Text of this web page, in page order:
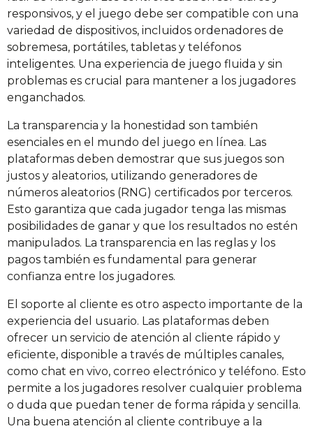
responsivos, y el juego debe ser compatible con una
variedad de dispositivos, incluidos ordenadores de
sobremesa, portátiles, tabletas y teléfonos
inteligentes. Una experiencia de juego fluida y sin
problemas es crucial para mantener a los jugadores
enganchados.
La transparencia y la honestidad son también
esenciales en el mundo del juego en línea. Las
plataformas deben demostrar que sus juegos son
justos y aleatorios, utilizando generadores de
números aleatorios (RNG) certificados por terceros.
Esto garantiza que cada jugador tenga las mismas
posibilidades de ganar y que los resultados no estén
manipulados. La transparencia en las reglas y los
pagos también es fundamental para generar
confianza entre los jugadores.
El soporte al cliente es otro aspecto importante de la
experiencia del usuario. Las plataformas deben
ofrecer un servicio de atención al cliente rápido y
eficiente, disponible a través de múltiples canales,
como chat en vivo, correo electrónico y teléfono. Esto
permite a los jugadores resolver cualquier problema
o duda que puedan tener de forma rápida y sencilla.
Una buena atención al cliente contribuye a la